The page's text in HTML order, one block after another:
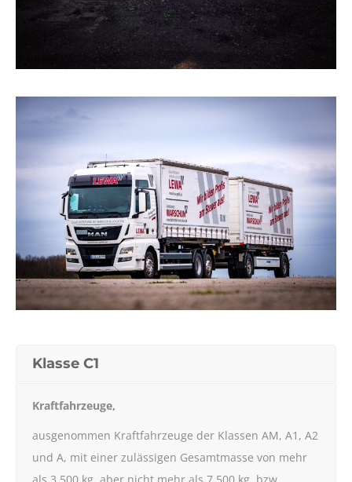
Klasse C1
Kraftfahrzeuge,
ausgenommen Kraftfahrzeuge der Klassen AM, A1, A2
und A, mit einer zulässigen Gesamtmasse von mehr